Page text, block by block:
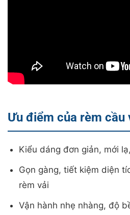
Ưu điểm của rèm cầu
Kiểu dáng đơn giản, mới
Gọn gàng, tiết kiệm diện
rèm vải
Vận hành nhẹ nhàng, độ